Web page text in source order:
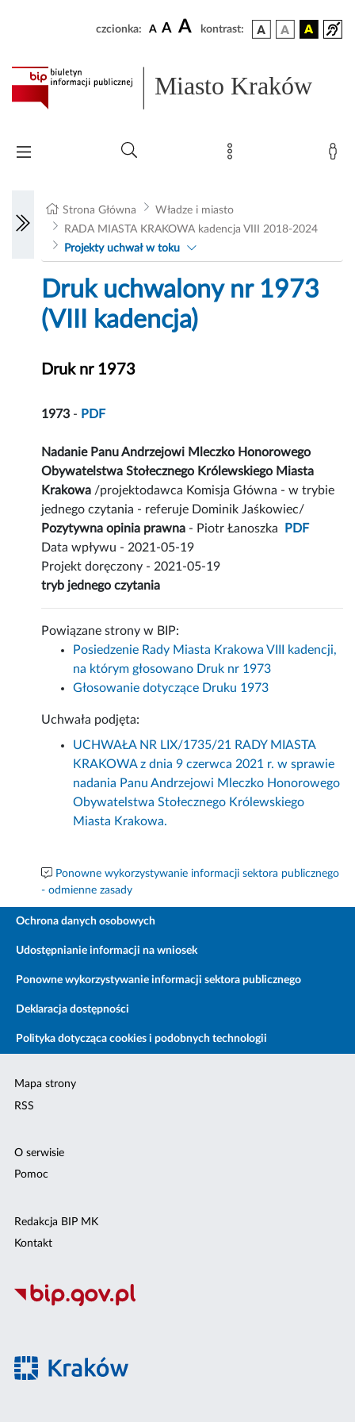
czcionka: A A A kontrast:
Miasto Kraków
Strona Główna
Władze i miasto
RADA MIASTA KRAKOWA kadencja VIII 2018-2024
Projekty uchwał w toku
Druk uchwalony nr 1973
(VIII kadencja)
Druk nr 1973
1973 - PDF
Nadanie Panu Andrzejowi Mleczko Honorowego
Obywatelstwa Stołecznego Królewskiego Miasta
Krakowa /projektodawca Komisja Główna - w trybie
jednego czytania - referuje Dominik Jaśkowiec/
Pozytywna opinia prawna - Piotr Łanoszka
PDF
Data wpływu - 2021-05-19
Projekt doręczony - 2021-05-19
tryb jednego czytania
Powiązane strony w BIP:
Posiedzenie Rady Miasta Krakowa VIII kadencji,
na którym głosowano Druk nr 1973
Głosowanie dotyczące Druku 1973
Uchwała podjęta:
UCHWAŁA NR LIX/1735/21 RADY MIASTA
KRAKOWA z dnia 9 czerwca 2021 r. w sprawie
nadania Panu Andrzejowi Mleczko Honorowego
Obywatelstwa Stołecznego Królewskiego
Miasta Krakowa.
Ponowne wykorzystywanie informacji sektora publicznego
- odmienne zasady
Ochrona danych osobowych
Udostępnianie informacji na wniosek
Ponowne wykorzystywanie informacji sektora publicznego
Deklaracja dostępności
Polityka dotycząca cookies i podobnych technologii
Mapa strony
RSS
O serwisie
Pomoc
Redakcja BIP MK
Kontakt